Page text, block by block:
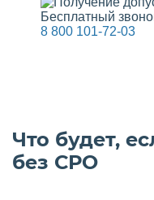
Бесплатный
8 800 101-72-03
Что будет,
без СРО